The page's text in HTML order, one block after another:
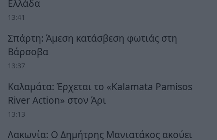
Ελλάδα
13:41
Σπάρτη: Άμεση κατάσβεση φωτιάς στη
Βάρσοβα
13:37
Καλαμάτα: Έρχεται το «Kalamata Pamisos
River Action» στον Άρι
13:13
Λακωνία: Ο Δημήτρης Μανιατάκος ακούει